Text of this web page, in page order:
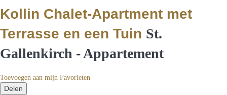
Kollin Chalet-Apartment met
Terrasse en een Tuin St.
Gallenkirch -Appartement
Toevoegen aan mijn Favorieten
Delen